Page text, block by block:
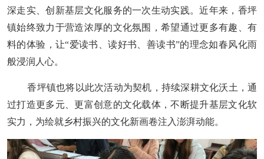
深走实、创新基层文化服务的一次生动实践。近年来，香坪
镇始终致力于营造浓厚的文化氛围，希望通过更多有趣、有
料的体验，让“爱读书、读好书、善读书”的理念如春风化雨
般浸润人心。
香坪镇也将以此次活动为契机，持续深耕文化沃土，通
过打造更多元、更富创意的文化载体，不断提升基层文化软
实力，为绘就乡村振兴的文化新画卷注入澎湃动能。